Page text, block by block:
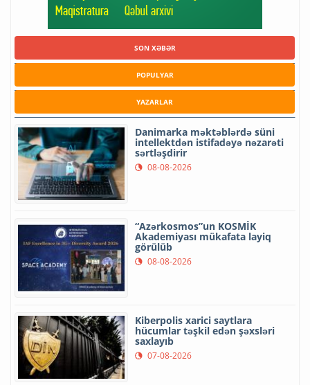
SON XƏBƏR
POPULYAR
YAZARLAR
Danimarka məktəblərdə süni
intellektdən istifadəyə nəzarəti
sərtləşdirir
08-08-2026
“Azərkosmos”un KOSMİK
Akademiyası mükafata layiq
görülüb
08-08-2026
Kiberpolis xarici saytlara
hücumlar təşkil edən şəxsləri
saxlayıb
07-08-2026